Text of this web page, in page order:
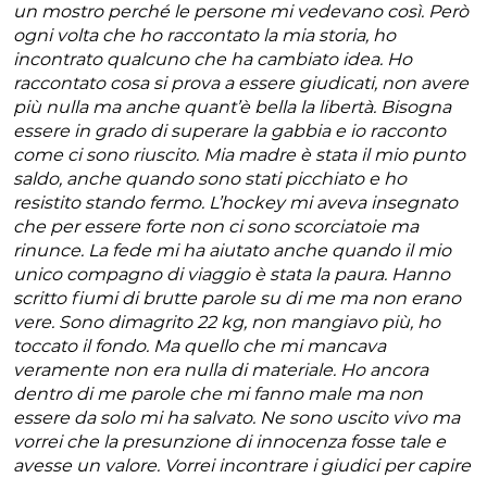
un mostro perché le persone mi vedevano così. Però
ogni volta che ho raccontato la mia storia, ho
incontrato qualcuno che ha cambiato idea. Ho
raccontato cosa si prova a essere giudicati, non avere
più nulla ma anche quant’è bella la libertà. Bisogna
essere in grado di superare la gabbia e io racconto
come ci sono riuscito. Mia madre è stata il mio punto
saldo, anche quando sono stati picchiato e ho
resistito stando fermo. L’hockey mi aveva insegnato
che per essere forte non ci sono scorciatoie ma
rinunce. La fede mi ha aiutato anche quando il mio
unico compagno di viaggio è stata la paura. Hanno
scritto fiumi di brutte parole su di me ma non erano
vere. Sono dimagrito 22 kg, non mangiavo più, ho
toccato il fondo. Ma quello che mi mancava
veramente non era nulla di materiale. Ho ancora
dentro di me parole che mi fanno male ma non
essere da solo mi ha salvato. Ne sono uscito vivo ma
vorrei che la presunzione di innocenza fosse tale e
avesse un valore. Vorrei incontrare i giudici per capire